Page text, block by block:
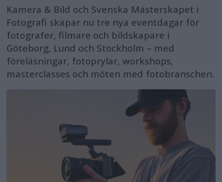
Kamera & Bild och Svenska Mästerskapet i
Fotografi skapar nu tre nya eventdagar för
fotografer, filmare och bildskapare i
Göteborg, Lund och Stockholm – med
föreläsningar, fotoprylar, workshops,
masterclasses och möten med fotobranschen.